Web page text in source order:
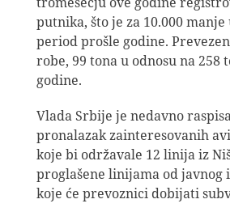
putnika, što je za 10.000
period prošle godine.
robe, 99 tona u odnosu na 258
godine.
Vlada Srbije je nedavno
pronalazak zainteresovanih
koje bi održavale 12 linija iz
proglašene linijama od javnog
koje će prevoznici dobijati